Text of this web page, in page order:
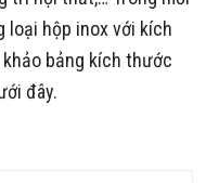
loại hộp inox với kích
bảng kích thước
đây.